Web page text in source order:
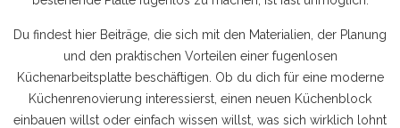
Du findest hier Beiträge, die sich mit den Materialien, der Planung
und den praktischen Vorteilen einer fugenlosen
Küchenarbeitsplatte beschäftigen. Ob du dich für eine moderne
Küchenrenovierung interessierst, einen neuen Küchenblock
einbauen willst oder einfach wissen willst, was sich wirklich lohnt